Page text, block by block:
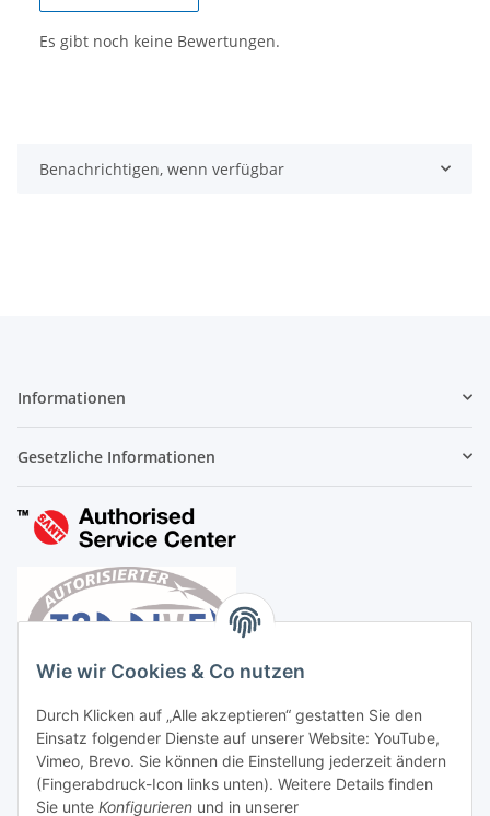
Es gibt noch keine Bewertungen.
Benachrichtigen, wenn verfügbar
Informationen
Gesetzliche Informationen
Wie wir Cookies & Co nutzen
Durch Klicken auf „Alle akzeptieren“ gestatten Sie den
Einsatz folgender Dienste auf unserer Website: YouTube,
Vimeo, Brevo. Sie können die Einstellung jederzeit ändern
(Fingerabdruck-Icon links unten). Weitere Details finden
Sie unte Konfigurieren und in unserer